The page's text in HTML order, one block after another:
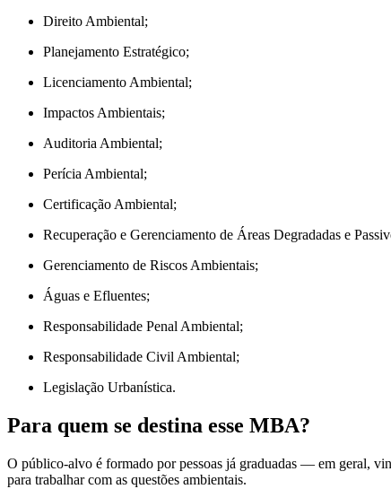
Direito Ambiental;
Planejamento Estratégico;
Licenciamento Ambiental;
Impactos Ambientais;
Auditoria Ambiental;
Perícia Ambiental;
Certificação Ambiental;
Recuperação e Gerenciamento de Áreas Degradadas e
Gerenciamento de Riscos Ambientais;
Águas e Efluentes;
Responsabilidade Penal Ambiental;
Responsabilidade Civil Ambiental;
Legislação Urbanística.
Para quem se destina esse MBA?
O público-alvo é formado por pessoas já graduadas — em geral,
para trabalhar com as questões ambientais.